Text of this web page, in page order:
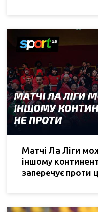
Матчі Ла Ліги
іншому
заперечує проти